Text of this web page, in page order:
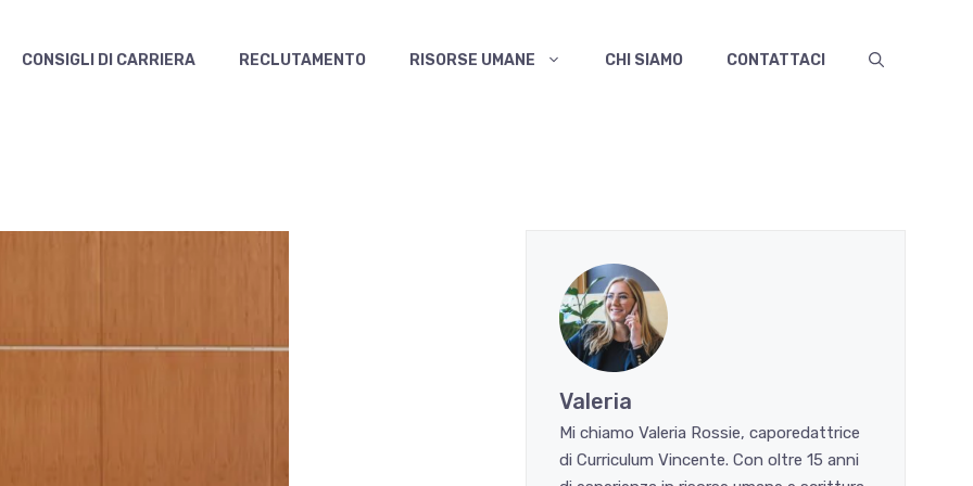
CONSIGLI DI CARRIERA RECLUTAMENTO RISORSE UMANE CHI SIAMO CONTATTACI
Valeria
Mi chiamo Valeria Rossie, caporedattrice
di Curriculum Vincente. Con oltre 15 anni